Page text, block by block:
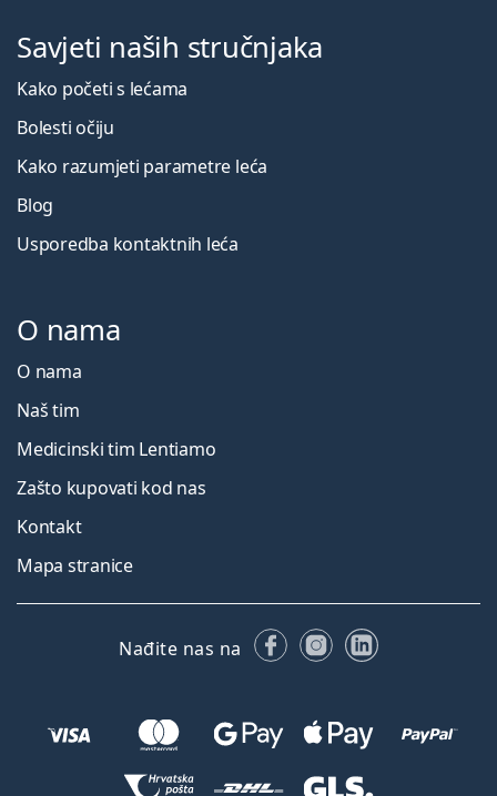
Savjeti naših stručnjaka
Kako početi s lećama
Bolesti očiju
Kako razumjeti parametre leća
Blog
Usporedba kontaktnih leća
O nama
O nama
Naš tim
Medicinski tim Lentiamo
Zašto kupovati kod nas
Kontakt
Mapa stranice
Nađite nas na FacebookuInstagramu
LinkedIn